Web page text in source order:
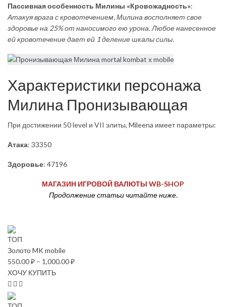
Пассивная особенность Милины «Кровожадность»:
Атакуя врага с кровотечением, Милина восполняет свое
здоровье на 25% от наносимого ею урона. Любое нанесенное
ей кровотечение дает ей 1 деление шкалы силы.
Характеристики персонажа
Милина Пронизывающая
При достижении 50 level и VII элиты, Mileena имеет параметры:
Атака: 33350
Здоровье: 47196
МАГАЗИН ИГРОВОЙ ВАЛЮТЫ WB-SHOP
Продолжение статьи читайте ниже.
ТОП
Золото MK mobile
550.00₽ – 1,000.00₽
ХОЧУ КУПИТЬ